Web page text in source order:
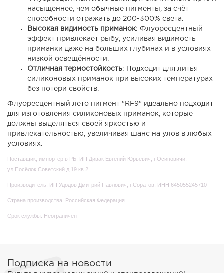
насыщеннее, чем обычные пигменты, за счёт
способности отражать до 200-300% света.
Высокая видимость приманок: Флуоресцентный
эффект привлекает рыбу, усиливая видимость
приманки даже на больших глубинах и в условиях
низкой освещённости.
Отличная термостойкость: Подходит для литья
силиконовых приманок при высоких температурах
без потери свойств.
Флуоресцентный лето пигмент "RF9" идеально подходит
для изготовления силиконовых приманок, которые
должны выделяться своей яркостью и
привлекательностью, увеличивая шанс на улов в любых
условиях.
Поставщик, импортер в РБ: ИП Дивак Евгений Юрьевич, г.Осиповичи,
ул.Посёлок Советский д.19 кв.2
Производитель: ИП Удодов Дмитрий Павлович , г.Соратов, ИНН 645055245710
Страна производства: Российская Федерация
Срок службы: Неограничен
Подписка на новости